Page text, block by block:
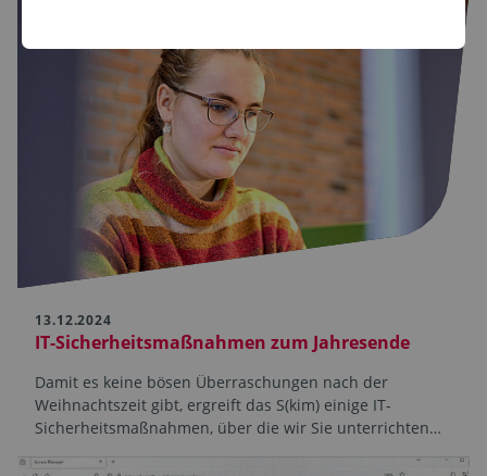
13.12.2024
IT-Sicherheitsmaßnahmen zum Jahresende
Damit es keine bösen Überraschungen nach der
Weihnachtszeit gibt, ergreift das S(kim) einige IT-
Sicherheitsmaßnahmen, über die wir Sie unterrichten…